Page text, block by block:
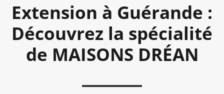
Extension à Guérande :
Découvrez la spécialité
de MAISONS DRÉAN